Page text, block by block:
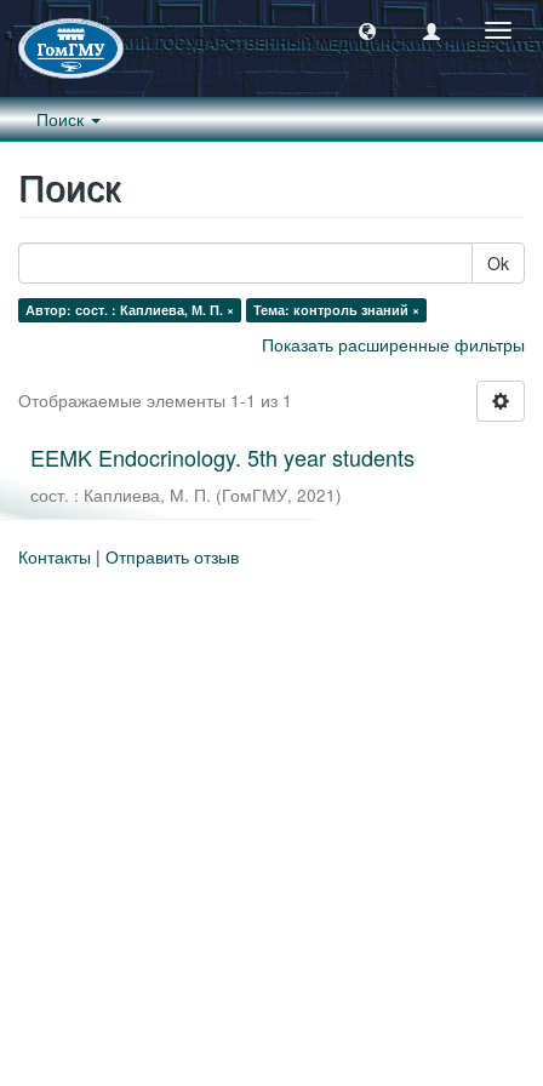
Поиск
Поиск
Ok
Автор: сост. : Каплиева, М. П. × Тема: контроль знаний ×
Показать расширенные фильтры
Отображаемые элементы 1-1 из 1
EEMK Endocrinology. 5th year students
сост. : Каплиева, М. П. (ГомГМУ, 2021)
Контакты | Отправить отзыв